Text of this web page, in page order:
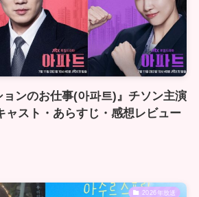
ンのお仕事(아파트)』チソン主演
ャスト・あらすじ・感想レビュー
2026年放送